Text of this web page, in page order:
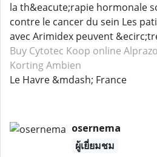
la th&eacute;rapie hormonale
contre le cancer du sein Les
avec Arimidex peuvent
Buy Cytotec Koop online
Korting Ambien
Le Havre &mdash; France
osernema
ผู้เยี่ยมชม